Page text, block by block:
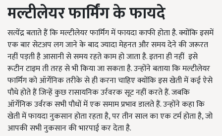
मल्टीलेयर फार्मिंग के फायदे
सत्येंद्र बताते हैं कि मल्टीलेयर फार्मिंग में फायदा काफी होता है. क्योंकि इसमें
एक बार सेटअप लग जाने के बाद ज्यादा मेहनत और समय देने की जरूरत
नहीं पड़ती है आसानी से समय रहते काम हो जाता है. इतना ही नहीं इसे
रूटीन टाइम ती तरह से भी किया जा सकता है. उन्होंने बताया कि मल्टीलेयर
फार्मिंग को ऑर्गेनिक तरीके से ही करना चाहिए क्योंकि इस खेती में कई ऐसे
पौधे होते हैं जिन्हें कुछ रासायनिक उर्रवरक सूट नहीं करते हैं. जबकि
ऑर्गेनिक उर्वरक सभी पौधों में एक समाम प्रभाव डालते हैं. उन्होंने कहा कि
खेती में फायदा नुकसान होता रहता है, पर तीन साल का एक टर्म होता है, जो
आपकी सभी नुकसान की भारपाई कर देता है.